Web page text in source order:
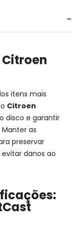
itens mais
Citroen
disco e garantir
as
preservar
evitar danos ao